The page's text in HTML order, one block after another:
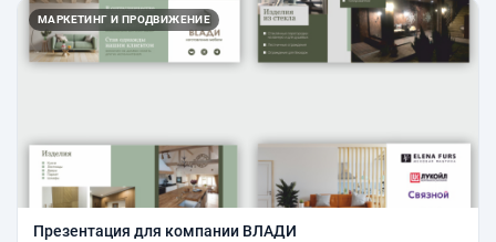
МАРКЕТИНГ И ПРОДВИЖЕНИЕ
Презентация для компании ВЛАДИ